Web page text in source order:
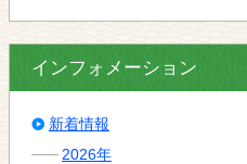
インフォメーション
新着情報
2026年